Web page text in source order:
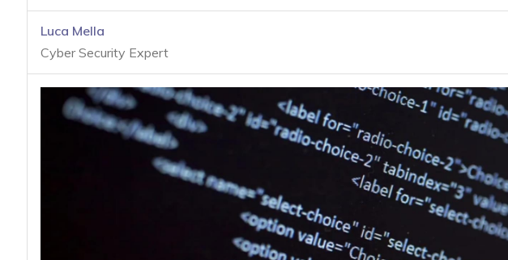
Luca Mella
Cyber Security Expert